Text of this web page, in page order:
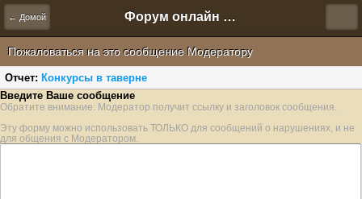
← Домой Форум онлайн игры "Новая Эра" (Нюра Биз)
Пожаловаться на это сообщение Модератору
Отчет: Конкурсы в таверне
Введите Ваше сообщение
Обратите внимание: Модератор получит ссылку и заголовок сообщения.
Эту форму можно использовать ТОЛЬКО для сообщений о нарушениях, и не
для общения с Модератором.